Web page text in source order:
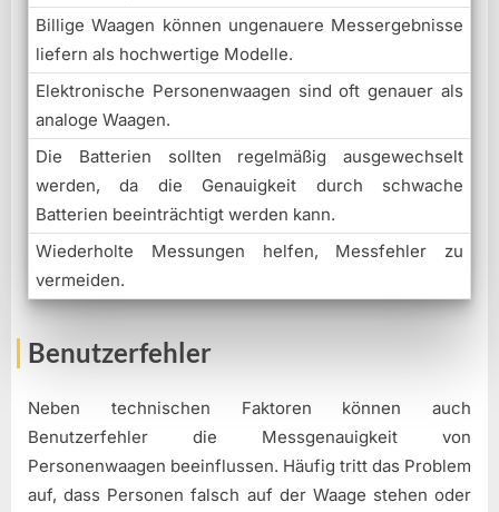
Billige Waagen können ungenauere Messergebnisse
liefern als hochwertige Modelle.
Elektronische Personenwaagen sind oft genauer als
analoge Waagen.
Die Batterien sollten regelmäßig ausgewechselt
werden, da die Genauigkeit durch schwache
Batterien beeinträchtigt werden kann.
Wiederholte Messungen helfen, Messfehler zu
vermeiden.
Benutzerfehler
Neben technischen Faktoren können auch
Benutzerfehler die Messgenauigkeit von
Personenwaagen beeinflussen. Häufig tritt das Problem
auf, dass Personen falsch auf der Waage stehen oder